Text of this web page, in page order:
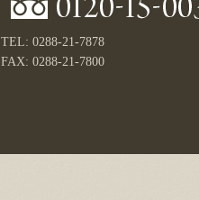
TEL: 0288-21-7878
FAX: 0288-21-7800